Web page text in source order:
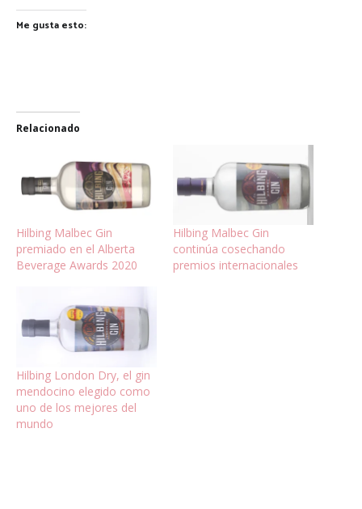
Me gusta esto:
Relacionado
Hilbing Malbec Gin
premiado en el Alberta
Beverage Awards 2020
Hilbing Malbec Gin
continúa cosechando
premios internacionales
Hilbing London Dry, el gin
mendocino elegido como
uno de los mejores del
mundo